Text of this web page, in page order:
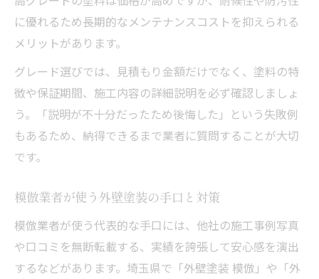
に優れるため長期的なメンテナンスコストを抑えられる
メリットがあります。
グレード選びでは、見積もり金額だけでなく、塗料の特
徴や保証期間、施工内容の詳細説明を必ず確認しましょ
う。「説明が不十分だったため後悔した」という失敗例
もあるため、納得できるまで業者に質問することが大切
です。
模倣業者が使う外壁塗装の手口と対策
模倣業者が使う代表的な手口には、他社の施工事例写真
や口コミを無断転載する、実績を誇張して安心感を演出
するなどがあります。埼玉県で「外壁塗装 模倣」や「外